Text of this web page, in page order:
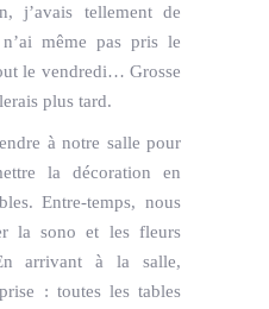
j’avais tellement de
même pas pris le
le vendredi… Grosse
plus tard.
à notre salle pour
la décoration en
Entre-temps, nous
la sono et les fleurs
arrivant à la salle,
: toutes les tables